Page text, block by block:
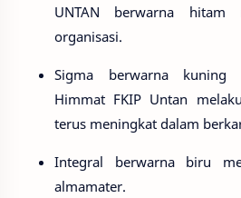
UNTAN berwarna hitam
organisasi.
Sigma berwarna kuning
Himmat FKIP Untan
terus meningkat dalam
Integral berwarna biru
almamater.